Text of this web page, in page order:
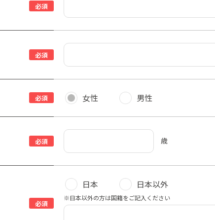
必須
必須
必須 女性 男性
必須 歳
必須
日本 日本以外
※日本以外の方は国籍をご記入ください